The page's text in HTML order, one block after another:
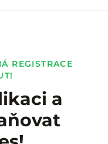
REGISTRACE
a